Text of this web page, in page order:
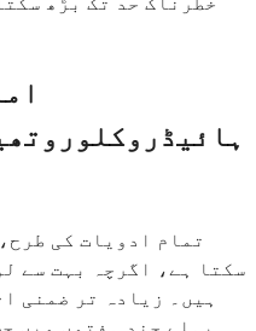
تمام ادویات کی
سکتا ہے، اگرچہ بہت سے
ہیں۔ زیادہ تر ضمنی